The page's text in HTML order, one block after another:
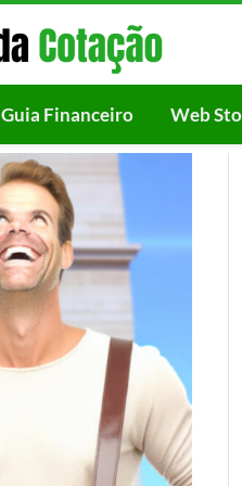
Guia Financeiro Web